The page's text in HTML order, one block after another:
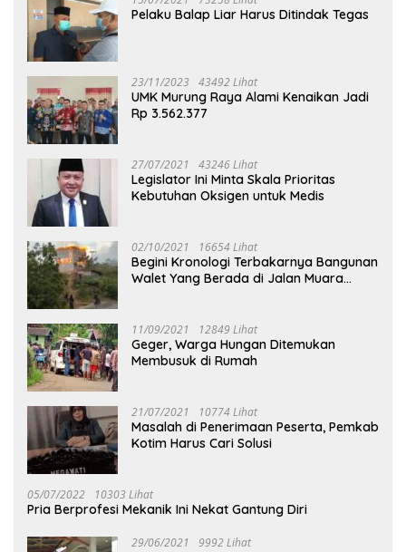
Pelaku Balap Liar Harus Ditindak Tegas
23/11/2023 43492 Lihat
UMK Murung Raya Alami Kenaikan Jadi
Rp 3.562.377
27/07/2021 43246 Lihat
Legislator Ini Minta Skala Prioritas
Kebutuhan Oksigen untuk Medis
02/10/2021 16654 Lihat
Begini Kronologi Terbakarnya Bangunan
Walet Yang Berada di Jalan Muara
11/09/2021 12849 Lihat
Geger, Warga Hungan Ditemukan
Membusuk di Rumah
21/07/2021 10774 Lihat
Masalah di Penerimaan Peserta, Pemkab
Kotim Harus Cari Solusi
05/07/2022 10303 Lihat
Pria Berprofesi Mekanik Ini Nekat Gantung Diri
29/06/2021 9992 Lihat